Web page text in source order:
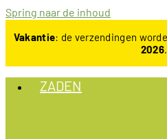
Spring naar de inhoud
Vakantie: de verzendingen
2026.
ZADEN